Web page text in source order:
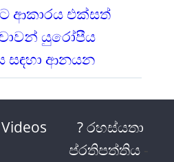
ආකාරය එක්සත්
යුරෝපීය
සඳහා ආනයන
Videos
? රහස්යතා
ප්රතිපත්තිය